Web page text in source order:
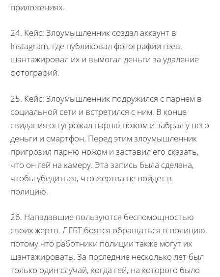
приложениях.
24. Кейс: Злоумышленник создал аккаунт в
Instagram, где публиковал фотографии геев,
шантажировал их и вымогал деньги за удаление
фотографий.
25. Кейс: Злоумышленник подружился с парнем в
социальной сети и встретился с ним. В конце
свидания он угрожал парню ножом и забрал у него
деньги и смартфон. Перед этим злоумышленник
пригрозил парню ножом и заставил его сказать,
что он гей на камеру. Эта запись была сделана,
чтобы убедиться, что жертва не пойдет в
полицию.
26. Нападавшие пользуются беспомощностью
своих жертв. ЛГБТ боятся обращаться в полицию,
потому что работники полиции также могут их
шантажировать. За последние несколько лет был
только один случай, когда гей, на которого было